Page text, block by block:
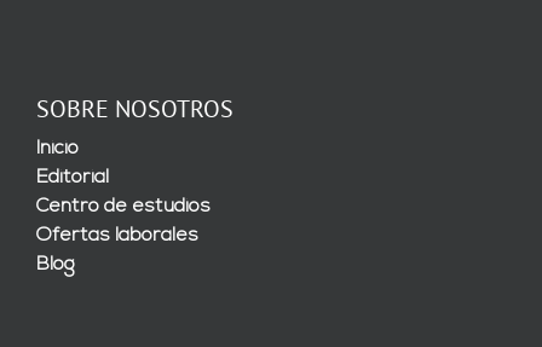
SOBRE NOSOTROS
Inicio
Editorial
Centro de estudios
Ofertas laborales
Blog